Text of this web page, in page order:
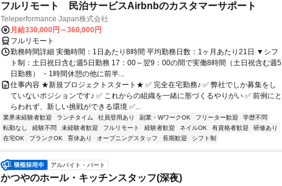
フルリモート 民泊サービスAirbnbのカスタマーサポート
Teleperformance Japan株式会社
月給330,000円～360,000円
フルリモート
勤務時間詳細 実働時間：1日あたり8時間 平均勤務日数：1ヶ月あたり21日 ▼シフ
ト制：土日祝日含む週5日勤務 17：00～翌9：00の間で実働8時間（土日祝含む週5
日勤務） ・1時間休憩の他に前半...
仕事内容 ★新規プロジェクトスタート★ ✅ 完全在宅勤務♪ ✅ 弊社でしか募集をし
ていないポジションです♪ ✅ これからの組織を一緒に形づくるやりがい ✅ 前例にと
らわれず、新しい挑戦ができる環境 ✅...
業界未経験者歓迎 ランチタイム 社員登用あり 副業・WワークOK フリーター歓迎
学歴不問
転勤なし
経験不問 未経験者歓迎 フルリモート 経験者歓迎 ネイルOK 有資格者歓迎
研修あり
在宅OK
ブランクOK 育休あり オープニングスタッフ 長期歓迎 シフト制
アルバイト・パート
かつやのホール・キッチンスタッフ(深夜)